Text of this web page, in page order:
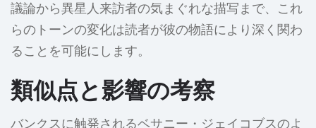
議論から異星人来訪者の気まぐれな描写まで、これ
らのトーンの変化は読者が彼の物語により深く関わ
ることを可能にします。
類似点と影響の考察
バンクスに触発されるベサニー・ジェイコブスのよ